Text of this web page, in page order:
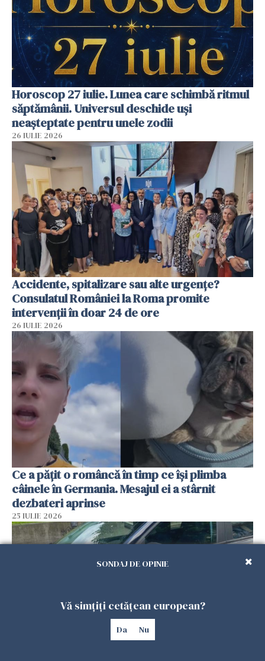
Horoscop 27 iulie. Lunea care schimbă ritmul
săptămânii. Universul deschide uși
neașteptate pentru unele zodii
26 IULIE 2026
Accidente, spitalizare sau alte urgențe?
Consulatul României la Roma promite
intervenții în doar 24 de ore
26 IULIE 2026
Ce a pățit o româncă în timp ce își plimba
câinele în Germania. Mesajul ei a stârnit
dezbateri aprinse
25 IULIE 2026
SONDAJ DE OPINIE
Vă simțiți cetățean european?
Da Nu